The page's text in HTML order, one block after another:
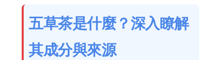
五草茶是什麼？深入瞭解
其成分與來源